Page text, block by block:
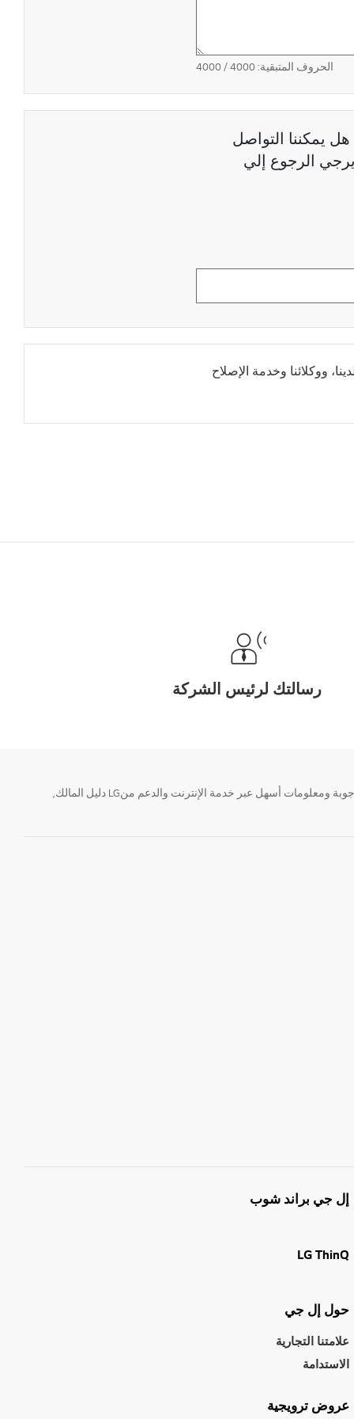
الحروف المتبقية:4000
/ 4000
يمكننا التواصل
الرجوع إلي
ووكلائنا وخدمة الإصلاح
رسالتك لرئيس الشركة
تحتاج معلومة؟ او لديك سؤال ؟ يمكننا المساعدة. سواء كنت فى حاجة الى حجز منتجك او التواصل مع احد ممثلى دعم LG أو الحصول على خدمة صيانة. إيجاد أجوبة ومعلومات أسهل عبر خدمة الإنترنت والدعم منLG دليل المالك,
إل جي براند شوب
LG ThinQ
حول إل جي
علامتنا التجارية
الاستدامة
عروض ترويجية